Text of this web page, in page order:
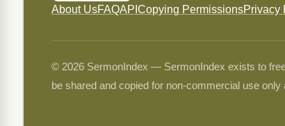
About UsFAQAPI Copying PermissionsPrivacy
© 2026 SermonIndex — SermonIndex exists to
be shared and copied for non-commercial use